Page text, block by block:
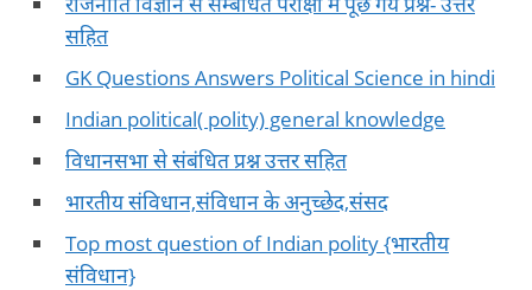
सहित
GK Questions Answers Political Science in hindi
Indian political( polity) general knowledge
विधानसभा से संबंधित प्रश्न उत्तर सहित
भारतीय संविधान,संविधान के अनुच्छेद,संसद
Top most question of Indian polity {भारतीय
संविधान}